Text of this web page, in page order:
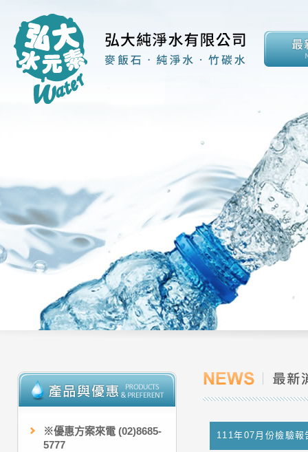
※優惠方案來電 (02)8685-
5777
111年07月份檢驗報